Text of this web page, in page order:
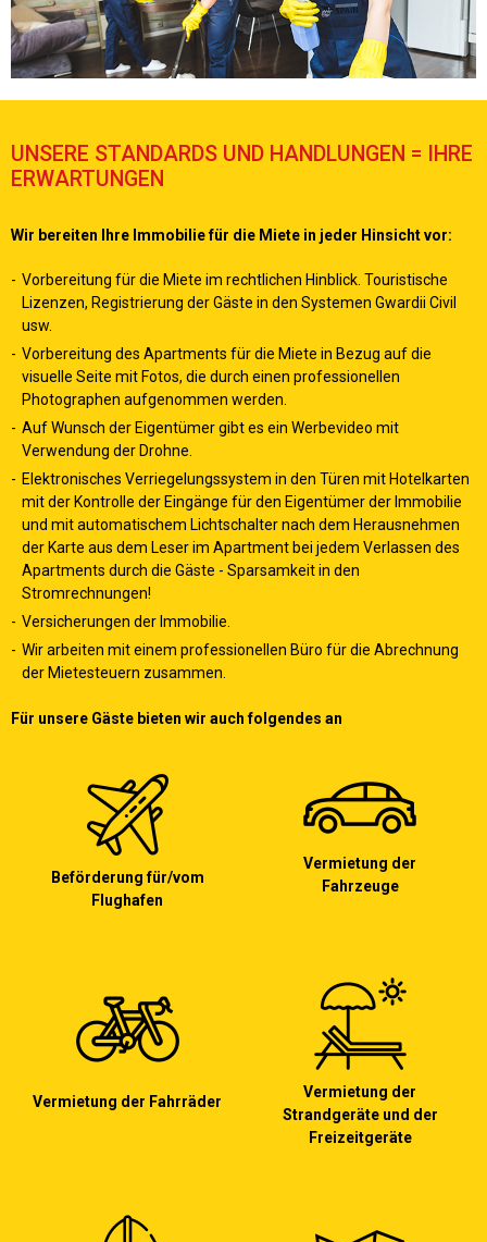
UNSERE STANDARDS UND HANDLUNGEN = IHRE
ERWARTUNGEN
Wir bereiten Ihre Immobilie für die Miete in jeder Hinsicht vor:
Vorbereitung für die Miete im rechtlichen Hinblick. Touristische
Lizenzen, Registrierung der Gäste in den Systemen Gwardii Civil
usw.
Vorbereitung des Apartments für die Miete in Bezug auf die
visuelle Seite mit Fotos, die durch einen professionellen
Photographen aufgenommen werden.
Auf Wunsch der Eigentümer gibt es ein Werbevideo mit
Verwendung der Drohne.
Elektronisches Verriegelungssystem in den Türen mit Hotelkarten
mit der Kontrolle der Eingänge für den Eigentümer der Immobilie
und mit automatischem Lichtschalter nach dem Herausnehmen
der Karte aus dem Leser im Apartment bei jedem Verlassen des
Apartments durch die Gäste - Sparsamkeit in den
Stromrechnungen!
Versicherungen der Immobilie.
Wir arbeiten mit einem professionellen Büro für die Abrechnung
der Mietesteuern zusammen.
Für unsere Gäste bieten wir auch folgendes an
Beförderung für/vom
Flughafen
Vermietung der
Fahrzeuge
Vermietung der Fahrräder
Vermietung der
Strandgeräte und der
Freizeitgeräte